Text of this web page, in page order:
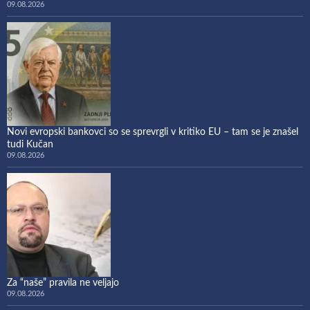
09.08.2026
Novi evropski bankovci so se sprevrgli v kritiko EU – tam se je znašel
tudi Kučan
09.08.2026
Za “naše” pravila ne veljajo
09.08.2026